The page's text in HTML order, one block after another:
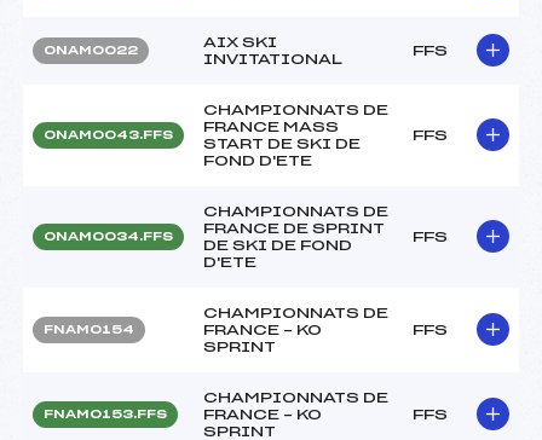
ONAM0022
AIX SKI
INVITATIONAL
FFS
ONAM0043.FFS
CHAMPIONNATS DE
FRANCE MASS
START DE SKI DE
FOND D'ETE
FFS
ONAM0034.FFS
CHAMPIONNATS DE
FRANCE DE SPRINT
DE SKI DE FOND
D'ETE
FFS
FNAM0154
CHAMPIONNATS DE
FRANCE – KO
SPRINT
FFS
FNAM0153.FFS
CHAMPIONNATS DE
FRANCE – KO
SPRINT
FFS